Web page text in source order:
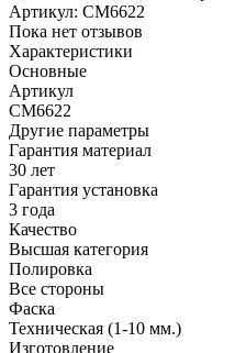
Артикул: CM6622
Пока нет отзывов
Характеристики
Основные
Артикул
CM6622
Другие параметры
Гарантия материал
30 лет
Гарантия установка
3 года
Качество
Высшая категория
Полировка
Все стороны
Фаска
Техническая (1-10 мм.)
Изготовление